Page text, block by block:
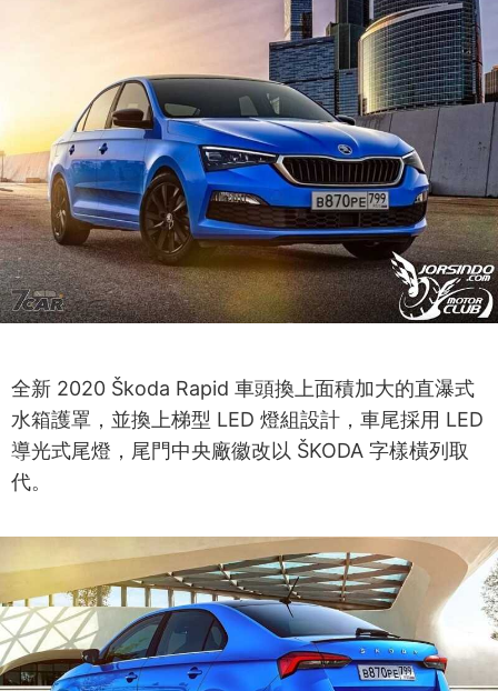
全新 2020 Škoda Rapid 車頭換上面積加大的直瀑式
水箱護罩，並換上梯型 LED 燈組設計，車尾採用 LED
導光式尾燈，尾門中央廠徽改以 ŠKODA 字樣橫列取
代。